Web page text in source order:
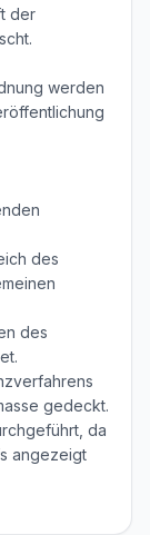
der
werden
des
des
gedeckt.
da
angezeigt